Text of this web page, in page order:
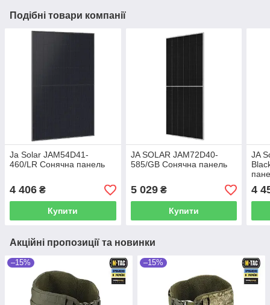
Подібні товари компанії
Ja Solar JAM54D41-
460/LR Сонячна панель
4 406 ₴
Купити
JA SOLAR JAM72D40-
585/GB Сонячна панель
5 029₴
Купити
JA
4
Акційні пропозиції та новинки
–15% –15%